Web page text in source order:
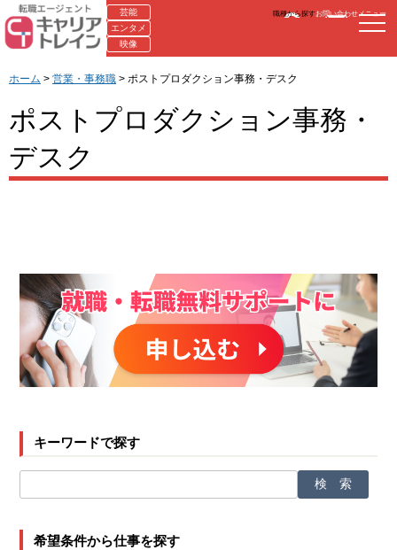
芸能
エンタメ
映像
職種から探すお問い合わせメニュー
ホーム > 営業・事務職 > ポストプロダクション事務・デスク
ポストプロダクション事務・
デスク
キーワードで探す
希望条件から仕事を探す